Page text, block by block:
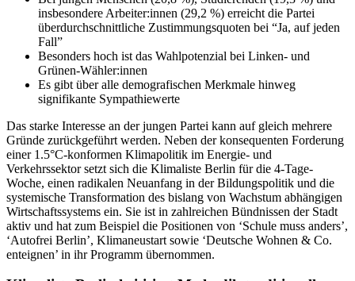
Bei jungen Menschen (20,8 %), Studierenden (19,3 %) und
insbesondere Arbeiter:innen (29,2 %) erreicht die Partei
überdurchschnittliche Zustimmungsquoten bei “Ja, auf jeden
Fall”
Besonders hoch ist das Wahlpotenzial bei Linken- und
Grünen-Wähler:innen
Es gibt über alle demografischen Merkmale hinweg
Das starke Interesse an der jungen Partei kann auf gleich mehrere
Gründe zurückgeführt werden. Neben der konsequenten Forderung
einer 1.5°C-konformen Klimapolitik im Energie- und
Verkehrssektor setzt sich die Klimaliste Berlin für die 4-Tage-
Woche, einen radikalen Neuanfang in der Bildungspolitik und die
systemische Transformation des bislang von Wachstum abhängigen
Wirtschaftssystems ein. Sie ist in zahlreichen Bündnissen der Stadt
aktiv und hat zum Beispiel die Positionen von ‘Schule muss anders’,
‘Autofrei Berlin’, Klimaneustart sowie ‘Deutsche Wohnen & Co.